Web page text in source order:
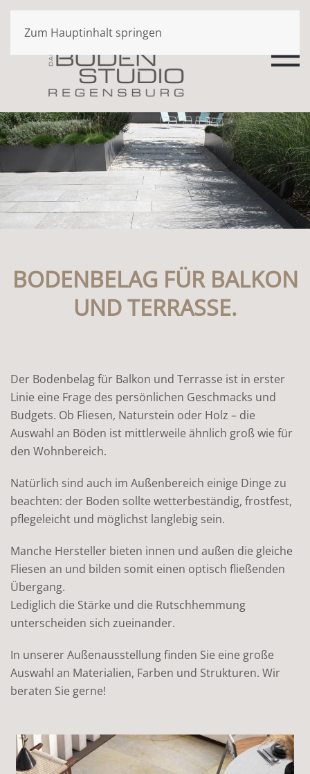
Zum Hauptinhalt springen
BODENBELAG FÜR BALKON
UND TERRASSE.
Der Bodenbelag für Balkon und Terrasse ist in erster
Linie eine Frage des persönlichen Geschmacks und
Budgets. Ob Fliesen, Naturstein oder Holz – die
Auswahl an Böden ist mittlerweile ähnlich groß wie für
den Wohnbereich.
Natürlich sind auch im Außenbereich einige Dinge zu
beachten: der Boden sollte wetterbeständig, frostfest,
pflegeleicht und möglichst langlebig sein.
Manche Hersteller bieten innen und außen die gleiche
Fliesen an und bilden somit einen optisch fließenden
Übergang.
Lediglich die Stärke und die Rutschhemmung
unterscheiden sich zueinander.
In unserer Außenausstellung finden Sie eine große
Auswahl an Materialien, Farben und Strukturen. Wir
beraten Sie gerne!